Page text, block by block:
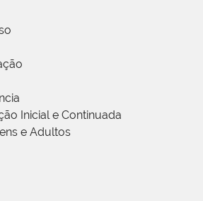
Inicial e Continuada
e Adultos